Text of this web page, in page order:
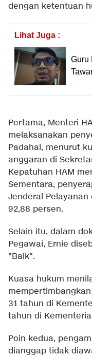
dengan ketentuan
Lihat Juga :
Guru
Pertama, Menteri
melaksanakan
Padahal, menurut
anggaran di
Kepatuhan HAM
Sementara,
Jenderal
92,88 persen.
Selain itu, dalam
Pegawai, Ernie
"Baik".
Kuasa hukum
31 tahun di
tahun di
Poin kedua,
dianggap tidak